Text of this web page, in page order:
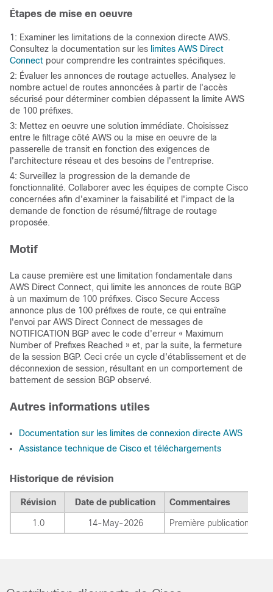
Étapes de mise en oeuvre
1: Examiner les limitations de la connexion directe AWS.
Consultez la documentation sur les limites AWS Direct
Connect pour comprendre les contraintes spécifiques.
2: Évaluer les annonces de routage actuelles. Analysez le
nombre actuel de routes annoncées à partir de l'accès
sécurisé pour déterminer combien dépassent la limite AWS
de 100 préfixes.
3: Mettez en oeuvre une solution immédiate. Choisissez
entre le filtrage côté AWS ou la mise en oeuvre de la
passerelle de transit en fonction des exigences de
l'architecture réseau et des besoins de l'entreprise.
4: Surveillez la progression de la demande de
fonctionnalité. Collaborer avec les équipes de compte Cisco
concernées afin d'examiner la faisabilité et l'impact de la
demande de fonction de résumé/filtrage de routage
proposée.
Motif
La cause première est une limitation fondamentale dans
AWS Direct Connect, qui limite les annonces de route BGP
à un maximum de 100 préfixes. Cisco Secure Access
annonce plus de 100 préfixes de route, ce qui entraîne
l'envoi par AWS Direct Connect de messages de
NOTIFICATION BGP avec le code d'erreur « Maximum
Number of Prefixes Reached » et, par la suite, la fermeture
de la session BGP. Ceci crée un cycle d'établissement et de
déconnexion de session, résultant en un comportement de
battement de session BGP observé.
Autres informations utiles
Documentation sur les limites de connexion directe AWS
Assistance technique de Cisco et téléchargements
Historique de révision
Révision Date de publication Commentaires
1.0 14-May-2026 Première publication